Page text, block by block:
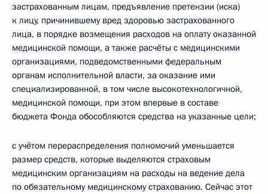
застрахованным лицам, предъявление претензии (иска)
к лицу, причинившему вред здоровью застрахованного
лица, в порядке возмещения расходов на оплату оказанной
медицинской помощи, а также расчёты с медицинскими
организациями, подведомственными федеральным
органам исполнительной власти, за оказание ими
специализированной, в том числе высокотехнологичной,
медицинской помощи, при этом впервые в составе
бюджета Фонда обособляются средства на указанные цели;
с учётом перераспределения полномочий уменьшается
размер средств, которые выделяются страховым
медицинским организациям на расходы на ведение дела
по обязательному медицинскому страхованию. Сейчас этот